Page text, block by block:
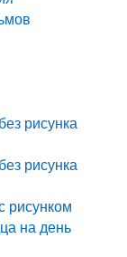
рисунка
рисунка
рисунком
на день